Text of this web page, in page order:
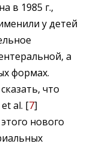
в 1985 г.,
у детей
а
формах.
что
al. [7]
нового